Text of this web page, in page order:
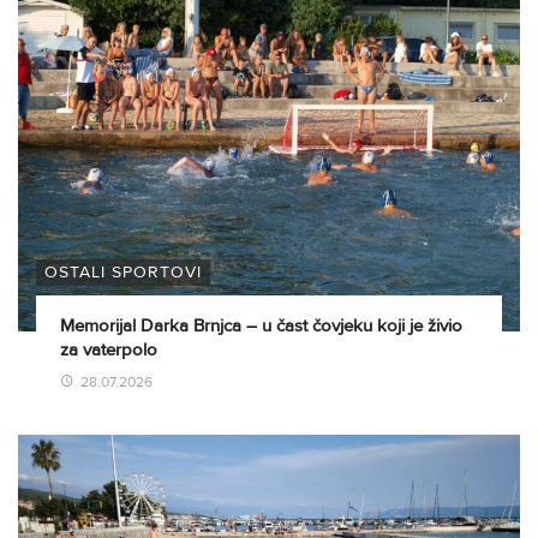
OSTALI SPORTOVI
Memorijal Darka Brnjca – u čast čovjeku koji je živio
za vaterpolo
28.07.2026